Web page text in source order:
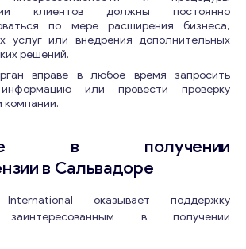
клиентов должны постоянно
по мере расширения бизнеса,
услуг или внедрения дополнительных
решений.
вправе в любое время запросить
или провести проверку
компании.
в получении
в Сальвадоре
оказывает поддержку
заинтересованным в получении